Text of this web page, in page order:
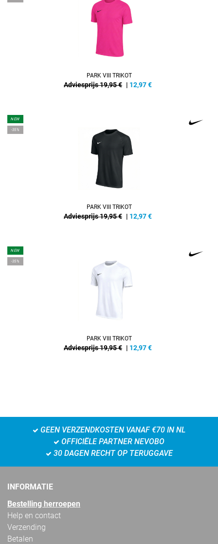
PARK VIII TRIKOT
Adviesprijs 19,95 € | 12,97€
NEW
-35%
PARK VIII TRIKOT
Adviesprijs 19,95 € | 12,97€
NEW
-35%
PARK VIII TRIKOT
Adviesprijs 19,95 € | 12,97€
GEEN VERZENDKOSTEN VANAF €70 IN NL
OFFICIËLE PARTNER NEVOBO
30 DAGEN RECHT OP TERUGGAVE
INFORMATIE
Bestelling herroepen
Help en contact
Verzending
Betalen